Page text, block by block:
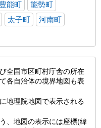
豊能町
能勢町
太子町
河南町
全国市区町村庁舎の所在
各自治体の境界地図も表
地理院地図で表示される
、地図の表示には座標(緯